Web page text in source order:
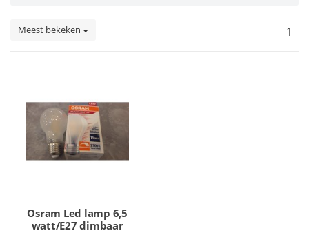
Meest bekeken 1
Osram Led lamp 6,5
watt/E27 dimbaar